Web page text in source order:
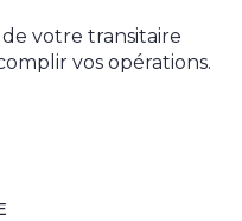
votre transitaire
vos opérations.